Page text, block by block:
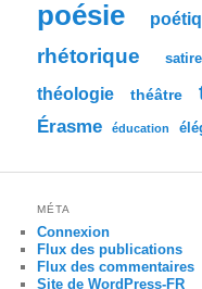
poésie
rhétorique satire
théologie théâtre
Érasme éducation
MÉTA
Connexion
Flux des publications
Flux des commentaires
Site de WordPress-FR